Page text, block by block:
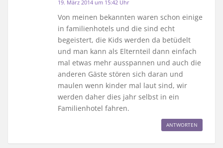
19. März 2014 um 15:42 Uhr
Von meinen bekannten waren schon einige
in familienhotels und die sind echt
begeistert, die Kids werden da betüdelt
und man kann als Elternteil dann einfach
mal etwas mehr ausspannen und auch die
anderen Gäste stören sich daran und
maulen wenn kinder mal laut sind, wir
werden daher dies jahr selbst in ein
Familienhotel fahren.
ANTWORTEN